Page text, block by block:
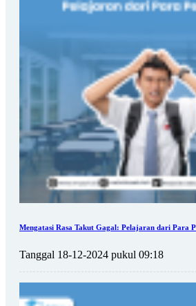
Mengatasi Rasa Takut Gagal: Pelajaran dari Para
Tanggal 18-12-2024 pukul 09:18